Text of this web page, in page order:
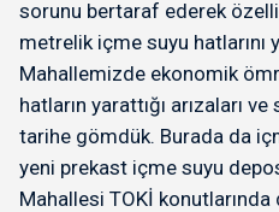
sorunu bertaraf ederek
metrelik içme suyu hatlarını
Mahallemizde ekonomik
hatların yarattığı arızaları
tarihe gömdük. Burada da
yeni prekast içme suyu
Mahallesi TOKİ konutlarında